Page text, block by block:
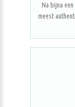
Na bijna
meest